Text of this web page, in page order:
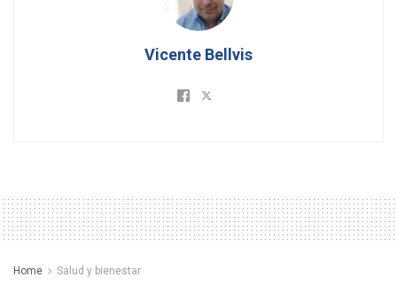
Vicente Bellvis
Home Salud y bienestar